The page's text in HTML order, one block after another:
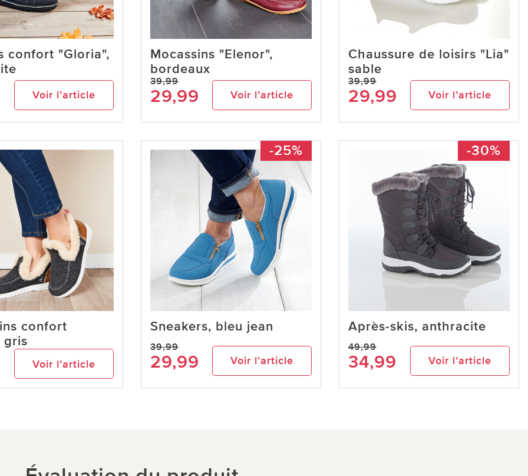
confort "Gloria",
Voir l’article
Mocassins "Elenor",
bordeaux
39,99
29,99 Voir l’article
Chaussure de loisirs "Lia"
sable
39,99
29,99 Voir l’article
confort
gris
Voir l’article
-25%
Sneakers, bleu jean
39,99
29,99 Voir l’article
-30%
Après-skis, anthracite
49,99
34,99 Voir l’article